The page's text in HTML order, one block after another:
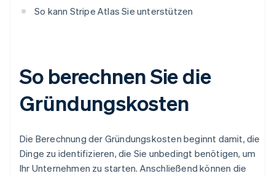
So kann Stripe Atlas Sie unterstützen
So berechnen Sie die
Gründungskosten
Die Berechnung der Gründungskosten beginnt damit, die
Dinge zu identifizieren, die Sie unbedingt benötigen, um
Ihr Unternehmen zu starten. Anschließend können die